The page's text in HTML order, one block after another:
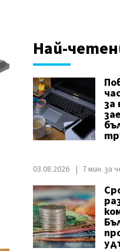
Най-
за
03.08.2026 7 мин. за